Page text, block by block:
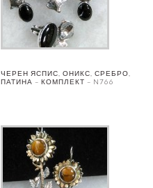
ЧЕРЕН ЯСПИС, ОНИКС, СРЕБРО,
ПАТИНА – КОМПЛЕКТ – N766